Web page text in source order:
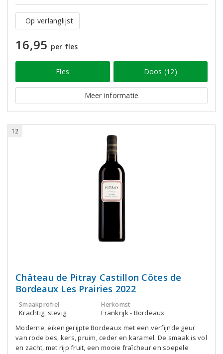
Op verlanglijst
16,95 per fles
Fles Doos (12)
Meer informatie
12
Château de Pitray Castillon Côtes de
Bordeaux Les Prairies 2022
Smaakprofiel
Krachtig, stevig
Herkomst
Frankrijk - Bordeaux
Moderne, eikengerijpte Bordeaux met een verfijnde geur
van rode bes, kers, pruim, ceder en karamel. De smaak is vol
en zacht, met rijp fruit, een mooie fraîcheur en soepele